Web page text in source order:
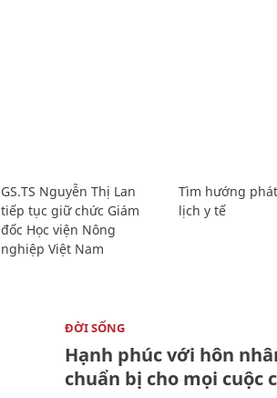
GS.TS Nguyễn Thị Lan
tiếp tục giữ chức Giám
đốc Học viện Nông
nghiệp Việt Nam
Tìm hướng
lịch y tế
ĐỜI SỐNG
Hạnh phúc với hôn
chuẩn bị cho mọi cuộc